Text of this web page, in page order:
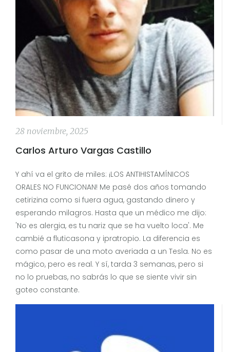
28 noviembre, 2025
Carlos Arturo Vargas Castillo
Y ahí va el grito de miles: ¡LOS ANTIHISTAMÍNICOS
ORALES NO FUNCIONAN! Me pasé dos años tomando
cetirizina como si fuera agua, gastando dinero y
esperando milagros. Hasta que un médico me dijo:
'No es alergia, es tu nariz que se ha vuelto loca'. Me
cambié a fluticasona y ipratropio. La diferencia es
como pasar de una moto averiada a un Tesla. No es
mágico, pero es real. Y sí, tarda 3 semanas, pero si
no lo pruebas, no sabrás lo que se siente vivir sin
goteo constante.